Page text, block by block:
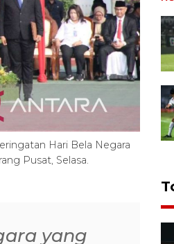
Hari Bela Negara
Pusat, Selasa.
yang